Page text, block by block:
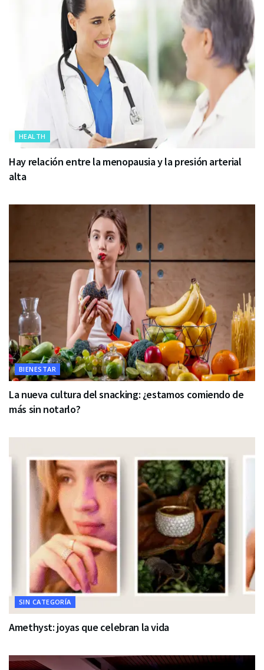
HEALTH
Hay relación entre la menopausia y la presión arterial
alta
BIENESTAR
La nueva cultura del snacking: ¿estamos comiendo de
más sin notarlo?
SIN CATEGORÍA
Amethyst: joyas que celebran la vida